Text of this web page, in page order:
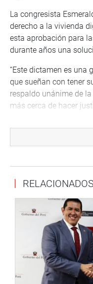
La congresista
derecho a la vivienda
esta aprobación para
durante años una
“Este dictamen es una
que sueñan con tener
respaldo unánime de
más cerca de hacer
damos seguridad
acceder a servicios
colegas por respaldar
miles de familias a
“Agradezco a cada
Comisión de Vivienda
que cuando
vida de las personas
RELACIONADOS